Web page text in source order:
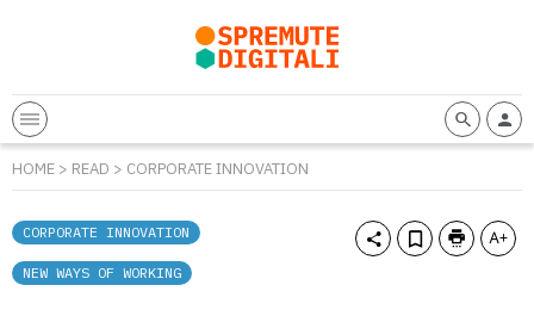
HOME > READ > CORPORATE INNOVATION
CORPORATE INNOVATION
NEW WAYS OF WORKING